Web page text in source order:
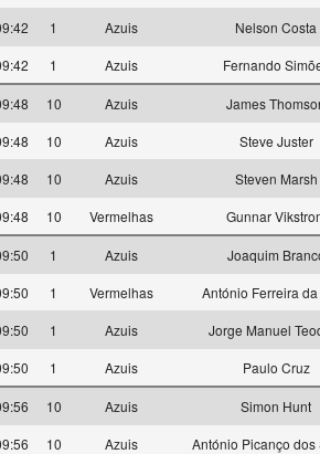
1 Azuis
Nelson Costa
1 Azuis Fernando
10 Azuis
James
10 Azuis
Steve Juster
10 Azuis
Steven Marsh
10 Vermelhas Gunnar
1 Azuis
Joaquim
1 Vermelhas
António Ferreira
1 Azuis
Jorge Manuel
1 Azuis Paulo Cruz
10 Azuis
Simon Hunt
10 Azuis
António Picanço dos